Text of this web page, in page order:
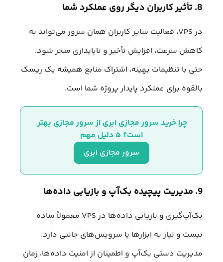
8. تأثیر کاربران دیگر روی عملکرد شما
در VPS، فعالیت سایر کاربران همان سرور می‌تواند به
کاهش سرعت، افزایش تأخیر و ناپایداری منجر شود.
حتی با تنظیمات بهینه، اشتراک منابع همیشه یک ریسک
بالقوه برای عملکرد پایدار پروژه شما است.
چرا خرید سرور مجازی ابری از سرور مجازی بهتر
است؟ ۵ دلیل مهم
سرور مجازی ابری
9. مدیریت پیچیده بک‌آپ و بازیابی داده‌ها
بک‌آپ‌گیری و بازیابی داده‌ها در VPS معمولاً ساده
نیست و نیاز به ابزارها یا سرویس‌های جانبی دارد.
مدیریت دستی بک‌آپ و اطمینان از امنیت داده‌ها، زمان